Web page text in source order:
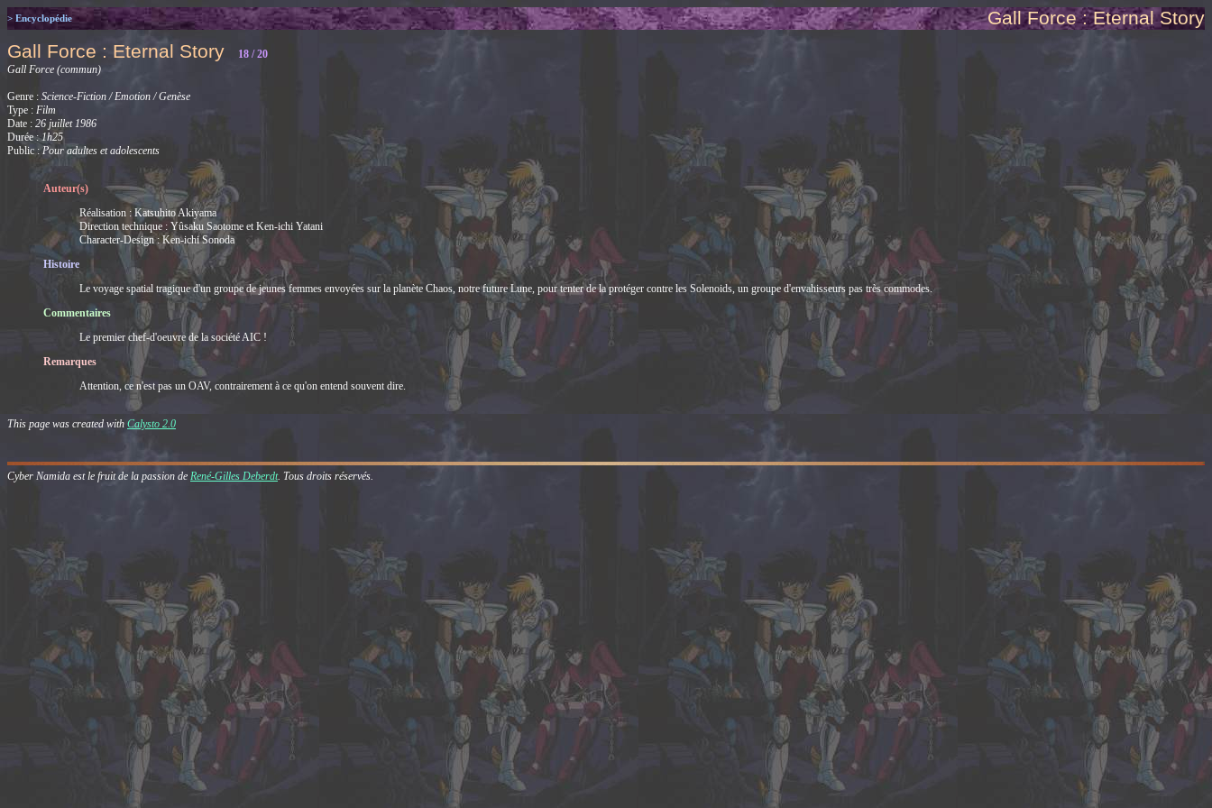
> Encyclopédie
Gall Force : Eternal Story
Gall Force : Eternal Story
18 / 20
Gall Force (commun)
Genre : Science-Fiction / Emotion / Genèse
Type : Film
Date : 26 juillet 1986
Durée :1h25
Public :Pour adultes et adolescents
Auteur(s)
Réalisation : Katsuhito Akiyama
Direction technique : Yûsaku Saotome et Ken-ichi Yatani
Character-Design : Ken-ichi Sonoda
Histoire
Le voyage spatial tragique d'un groupe de jeunes femmes envoyées sur la planète Chaos, notre future Lune, pour tenter de la protéger contre les Solenoids, un groupe d'envahisseurs pas très commodes.
Commentaires
Le premier chef-d'oeuvre de la société AIC !
Remarques
Attention, ce n'est pas un OAV, contrairement à ce qu'on entend souvent dire.
This page was created with Calysto 2.0
Cyber Namida est le fruit de la passion de René-Gilles Deberdt. Tous droits réservés.